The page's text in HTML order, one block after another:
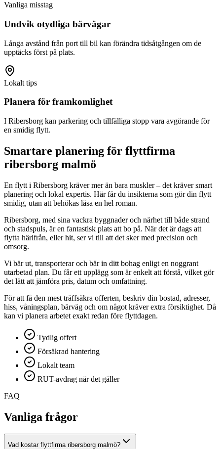
Vanliga misstag
Undvik otydliga bärvägar
Långa avstånd från port till bil kan förändra tidsåtgången om de
upptäcks först på plats.
Lokalt tips
Planera för framkomlighet
I Ribersborg kan parkering och tillfälliga stopp vara avgörande för
en smidig flytt.
Smartare planering för flyttfirma
ribersborg malmö
En flytt i Ribersborg kräver mer än bara muskler – det kräver smart
planering och lokal expertis. Här får du insikterna som gör din flytt
smidig, utan att behökas läsa en hel roman.
Ribersborg, med sina vackra byggnader och närhet till både strand
och stadspuls, är en fantastisk plats att bo på. När det är dags att
flytta härifrån, eller hit, ser vi till att det sker med precision och
omsorg.
Vi bär ut, transporterar och bär in ditt bohag enligt en noggrant
utarbetad plan. Du får ett upplägg som är enkelt att förstå, vilket gör
det lätt att jämföra pris, datum och omfattning.
För att få den mest träffsäkra offerten, beskriv din bostad, adresser,
hiss, våningsplan, bärväg och om något kräver extra försiktighet. Då
kan vi planera arbetet exakt redan före flyttdagen.
Tydlig offert
Försäkrad hantering
Lokalt team
RUT-avdrag när det gäller
FAQ
Vanliga frågor
Vad kostar flyttfirma ribersborg malmö?